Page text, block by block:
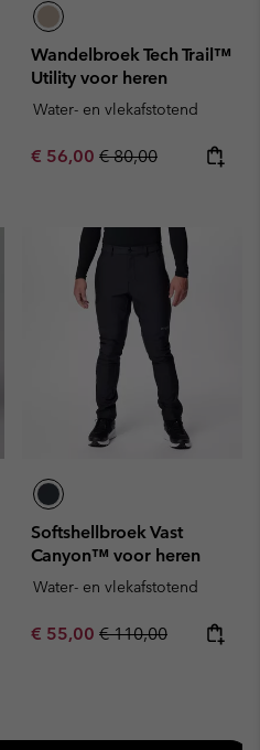
Wandelbroek Tech Trail™
Utility voor heren
Water- en vlekafstotend
Sale price:
€ 56,00 Regular price:
€ 80,00
Softshellbroek Vast
Canyon™ voor heren
Water- en vlekafstotend
Sale price:
€ 55,00 Regular price:
€ 110,00